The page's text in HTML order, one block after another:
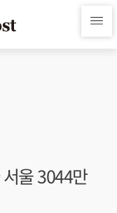
울 3044만